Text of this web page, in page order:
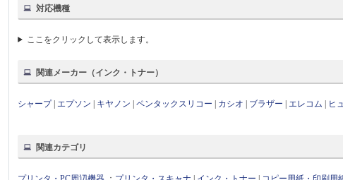
対応機種
ここをクリックして表示します。
関連メーカー（インク・トナー）
シャープ| エプソン キヤノン |ペンタックスリコー カシオ ブラザー エレコム ヒ
関連カテゴリ